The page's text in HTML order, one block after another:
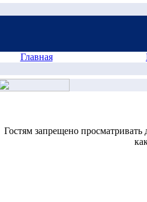
Главная
Гостям запрещено